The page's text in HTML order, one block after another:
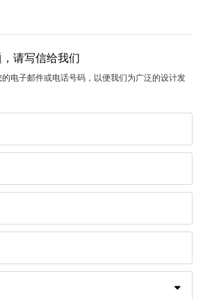
请写信给我们
电子邮件或电话号码，以便我们为广泛的设计发